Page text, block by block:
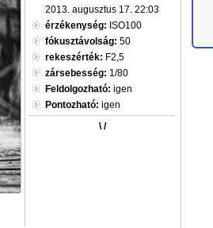
2013. augusztus 17. 22:03
érzékenység: ISO100
fókusztávolság: 50
rekeszérték: F2,5
zársebesség: 1/80
Feldolgozható: igen
Pontozható: igen
\ /